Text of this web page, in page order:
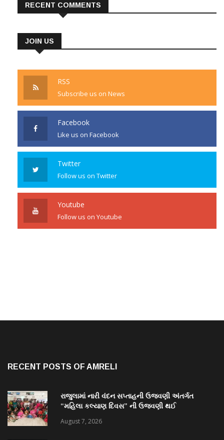
RECENT COMMENTS
JOIN US
RSS
Subscribe us on News
Facebook
Like us on Facebook
Twitter
Follow us on Twitter
Youtube
Follow us on Youtube
RECENT POSTS OF AMRELI
રાજુલામાં નારી વંદન સપ્તાહની ઉજવણી અંતર્ગત
“મહિલા કલ્યાણ દિવસ” ની ઉજવણી થઈ
August 7, 2026